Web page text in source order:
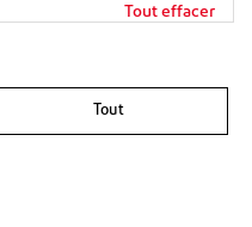
Tout effacer
Tout